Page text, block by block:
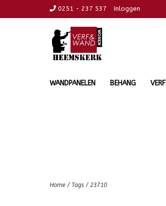
0251 - 237 537 Inloggen
WANDPANELEN BEHANG VERF
Home / Tags / 23710